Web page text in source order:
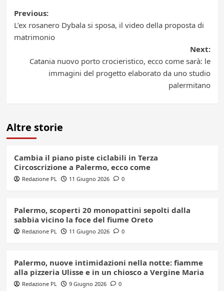
Post
navigation
Previous:
L’ex rosanero Dybala si sposa, il video della proposta di
matrimonio
Next:
Catania nuovo porto crocieristico, ecco come sarà: le
immagini del progetto elaborato da uno studio
palermitano
Altre storie
Cambia il piano piste ciclabili in Terza
Circoscrizione a Palermo, ecco come
Redazione PL 11 Giugno 2026 0
Palermo, scoperti 20 monopattini sepolti dalla
sabbia vicino la foce del fiume Oreto
Redazione PL 11 Giugno 2026 0
Palermo, nuove intimidazioni nella notte: fiamme
alla pizzeria Ulisse e in un chiosco a Vergine Maria
Redazione PL 9 Giugno 2026 0